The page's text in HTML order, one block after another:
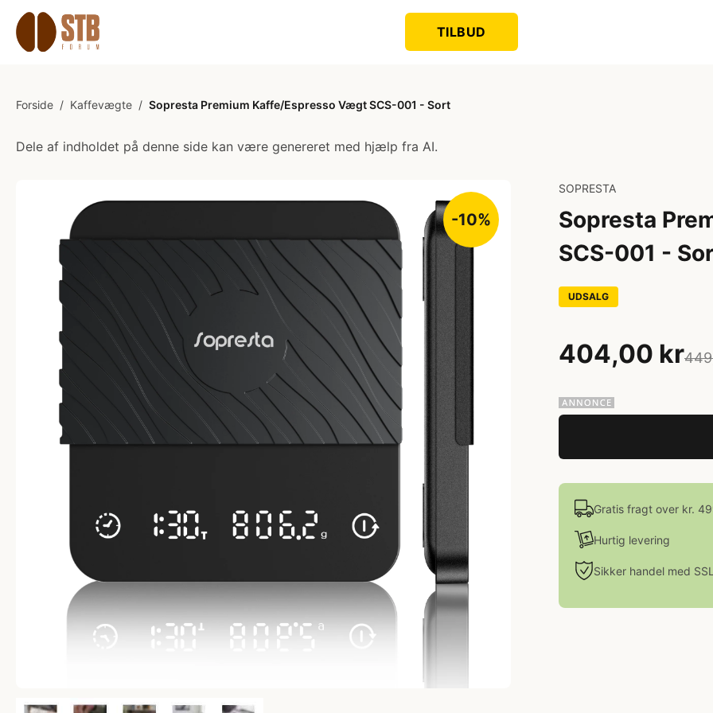
TILBUD
Forside / Kaffevægte / Sopresta Premium Kaffe/Espresso Vægt SCS-001 - Sort
Dele af indholdet på denne side kan være genereret med hjælp fra AI.
-10%
SOPRESTA
Sopresta
SCS-001 -
UDSALG
404,00 kr
Gratis fragt over kr.
Hurtig levering
Sikker handel med SSL